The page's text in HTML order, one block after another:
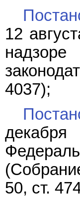
12
4037);
50, ст.